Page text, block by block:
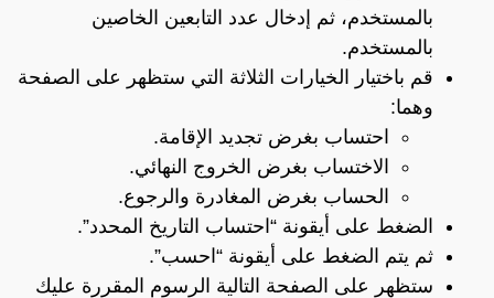
بالمستخدم، ثم إدخال عدد التابعين الخاصين
بالمستخدم.
قم باختيار الخيارات الثلاثة التي ستظهر على الصفحة
وهما:
احتساب بغرض تجديد الإقامة.
الاختساب بغرض الخروج النهائي.
الحساب بغرض المغادرة والرجوع.
الضغط على أيقونة “احتساب التاريخ المحدد”.
ثم يتم الضغط على أيقونة “احسب”.
ستظهر على الصفحة التالية الرسوم المقررة عليك